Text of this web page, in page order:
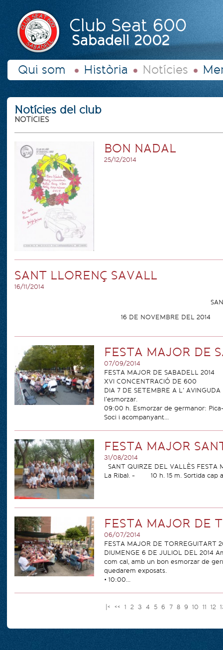
Qui som Història Notícies
Notícies del club
NOTÍCIES
BON NADAL
25/12/2014
SANT LLORENÇ SAVALL
16/11/2014
16 DE NOVEMBRE
FESTA MAJOR DE
07/09/2014
FESTA MAJOR DE SABADELL 2014
XVI CONCENTRACIÓ DE 600
DIA 7 DE SETEMBRE A L’
l’esmorzar.
09:00 h. Esmorzar de germanor:
Soci i acompanyant...
FESTA MAJOR
31/08/2014
SANT QUIRZE DEL VALLÈS
La Riba). - 10 h. 15 m. Sortida cap a
FESTA MAJOR DE
06/07/2014
FESTA MAJOR DE TORREGUITART
DIUMENGE 6 DE JULIOL DEL 2014
com cal, amb un bon esmorzar de
quedarem exposats.
• 10:00...
|< << 1 2 3 4 5 6 7 8 9 10 11 12